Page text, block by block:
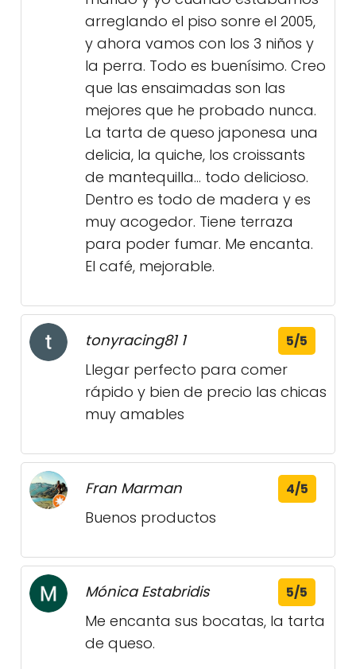
arreglando el piso sonre el 2005,
y ahora vamos con los 3 niños y
la perra. Todo es buenísimo. Creo
que las ensaimadas son las
mejores que he probado nunca.
La tarta de queso japonesa una
delicia, la quiche, los croissants
de mantequilla... todo delicioso.
Dentro es todo de madera y es
muy acogedor. Tiene terraza
para poder fumar. Me encanta.
El café, mejorable.
tonyracing81 1 5/5
Llegar perfecto para comer
rápido y bien de precio las chicas
muy amables
Fran Marman 4/5
Buenos productos
Mónica Estabridis 5/5
Me encanta sus bocatas, la tarta
de queso.